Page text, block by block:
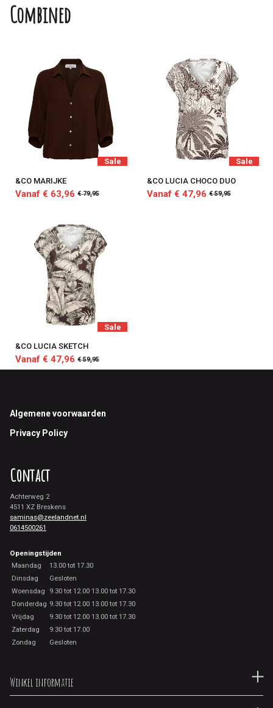
Combined
Sale
&CO MARIJKE
Vanaf € 63,96 € 79,95
Sale
&CO LUCIA CHOCO DUO
Vanaf € 47,96 € 59,95
Sale
&CO LUCIA SKETCH
Vanaf € 47,96 € 59,95
Footer
Algemene voorwaarden
Privacy Policy
Contact
Achterweg 2
4511 XZ Breskens
saminas@zeelandnet.nl
0614500261
Openingstijden
Maandag
13.00 tot 17.30
Dinsdag
Gesloten
Woensdag
9.30 tot 12.00 13.00 tot 17.30
Donderdag 9.30 tot 12.00 13.00 tot 17.30
Vrijdag
9.30 tot 12.00 13.00 tot 17.30
Zaterdag
9.30 tot 17.00
Zondag
Gesloten
Winkel informatie